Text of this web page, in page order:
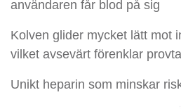
användaren får blod på sig
Kolven glider mycket lätt mot
vilket avsevärt förenklar
Unikt heparin som minskar